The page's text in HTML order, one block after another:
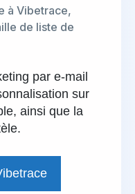
à Vibetrace,
de liste de
par e-mail
sur
ainsi que la